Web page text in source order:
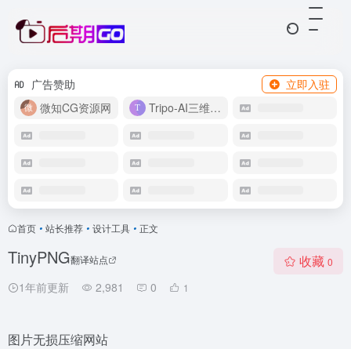
广告赞助
立即入驻
微知CG资源网
Tripo-AI三维模型
首页 • 站长推荐 • 设计工具 • 正文
TinyPNG翻译站点
1年前更新 2,981 0 1
收藏 0
图片无损压缩网站